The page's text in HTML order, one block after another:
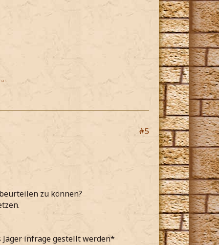
#5
zu können?
infrage gestellt werden*